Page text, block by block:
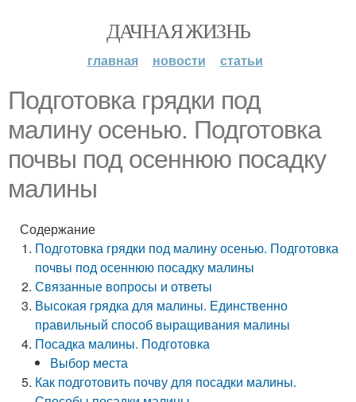
ДАЧНАЯ ЖИЗНЬ
главная новости статьи
Подготовка грядки под
малину осенью. Подготовка
почвы под осеннюю посадку
малины
Содержание
Подготовка грядки под малину осенью. Подготовка
почвы под осеннюю посадку малины
Связанные вопросы и ответы
Высокая грядка для малины. Единственно
правильный способ выращивания малины
Посадка малины. Подготовка
Выбор места
Как подготовить почву для посадки малины.